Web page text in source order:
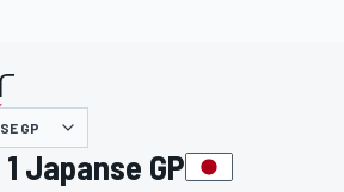
GP
Japanse GP